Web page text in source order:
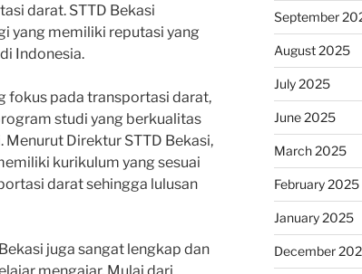
darat. STTD Bekasi
yang memiliki reputasi yang
Indonesia.
fokus pada transportasi darat,
studi yang berkualitas
Direktur STTD Bekasi,
kurikulum yang sesuai
darat sehingga lulusan
juga sangat lengkap dan
September
August 2025
July 2025
June 2025
March 2025
February 2025
January 2025
December